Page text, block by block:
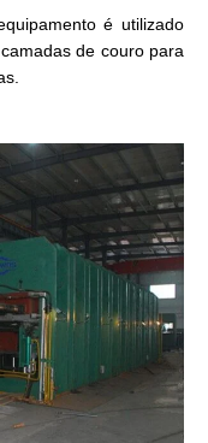
é utilizado
de couro para